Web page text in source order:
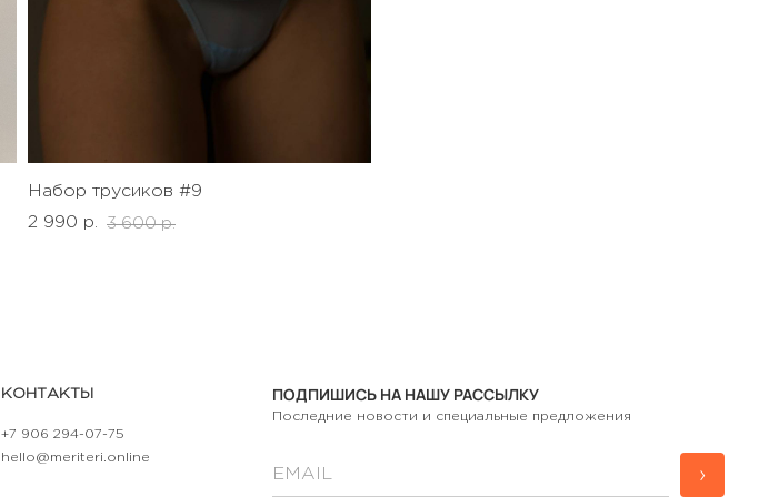
Набор трусиков #9
2 990 р.
3 600 р.
КОНТАКТЫ
+7 906 294-07-75
hello@meriteri.online
ПОДПИШИСЬ НА НАШУ РАССЫЛКУ
Последние новости и специальные предложения
›